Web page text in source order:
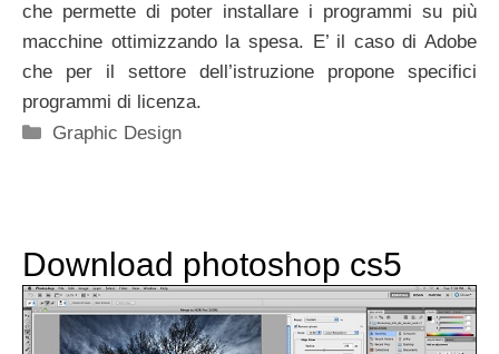
che permette di poter installare i programmi su più
macchine ottimizzando la spesa. E’ il caso di Adobe
che per il settore dell’istruzione propone specifici
programmi di licenza.
Categorie
Graphic Design
Download photoshop cs5